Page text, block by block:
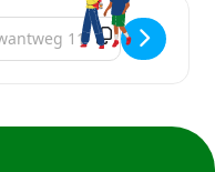
- Kindertulp Arrangement
Address - Kindertulp